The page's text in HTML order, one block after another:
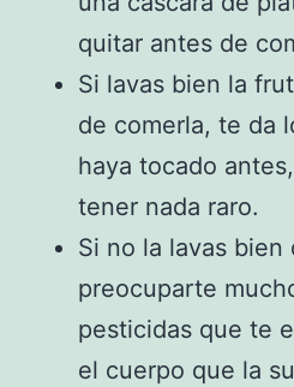
quitar antes de
Si lavas bien la
de comerla, te da
haya tocado
tener nada raro.
Si no la lavas bien
preocuparte
pesticidas que te
el cuerpo que la